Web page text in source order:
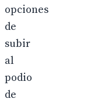
opciones
de
subir
al
podio
de